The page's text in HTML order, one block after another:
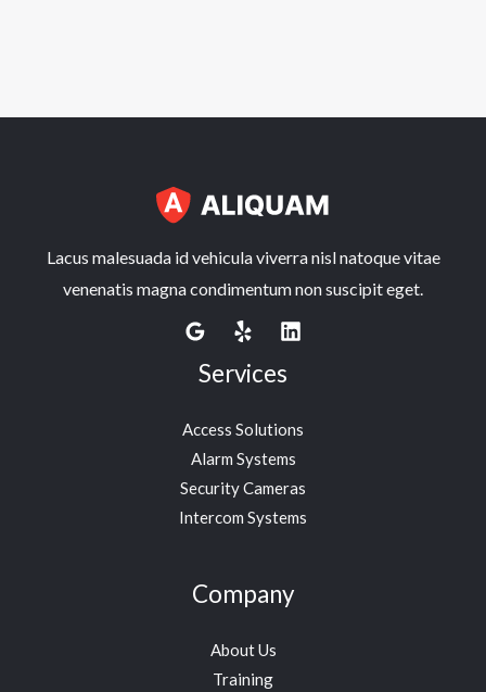
Lacus malesuada id vehicula viverra nisl natoque vitae
venenatis magna condimentum non suscipit eget.
Services
Access Solutions
Alarm Systems
Security Cameras
Intercom Systems
Company
About Us
Training